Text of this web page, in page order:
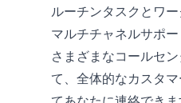
ルーチンタスクとワ
マルチチャネルサポー
さまざまなコールセ
て、全体的なカスタ